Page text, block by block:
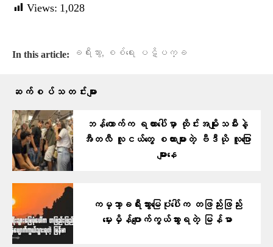
Views: 1,028
In this article: ခရီးသွား, စစ်ရေး ပဋိပက္ခ
ဆက်စပ်သတင်းများ
ဘန်ကောက်က ရထားပေါ်မှာ ထိုင်းအမျိုးသမီးနဲ့
အီတလီ လူငယ်တွေ စကားများတဲ့ ဗီဒီယို လူပြော
များနေ
ကမ္ဘာ့ခရီးသွားမြေပုံပေါ်က တဖြည်းဖြည်း
မှေးမှိန်ပျောက်ကွယ်သွားရတဲ့ မြန်မာ